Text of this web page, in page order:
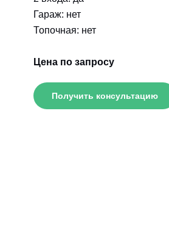
Гараж: нет
Топочная: нет
Цена по запросу
Получить консультацию